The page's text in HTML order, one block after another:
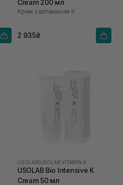
Cream 200 мл
Крем с витамином К
2 935₴
USOLAB USOLAB VITAMIN K
USOLAB Bio Intensive K
Cream 50 мл